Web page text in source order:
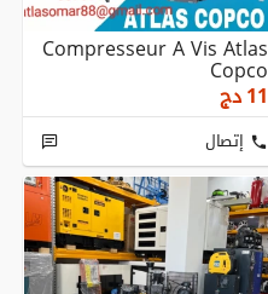
Compresseur A Vis Atlas
Copco
11دج
إتصال